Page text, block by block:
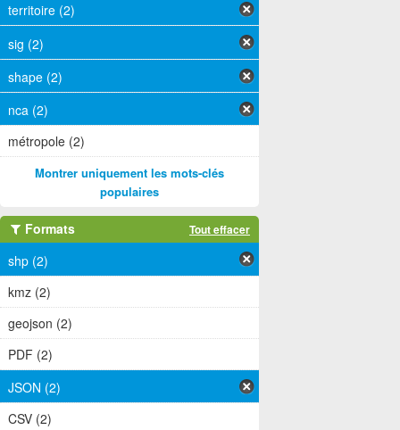
territoire (2)
sig (2)
shape (2)
nca (2)
métropole (2)
Montrer uniquement les mots-clés
populaires
Formats Tout effacer
shp (2)
kmz (2)
geojson (2)
PDF (2)
JSON (2)
CSV (2)